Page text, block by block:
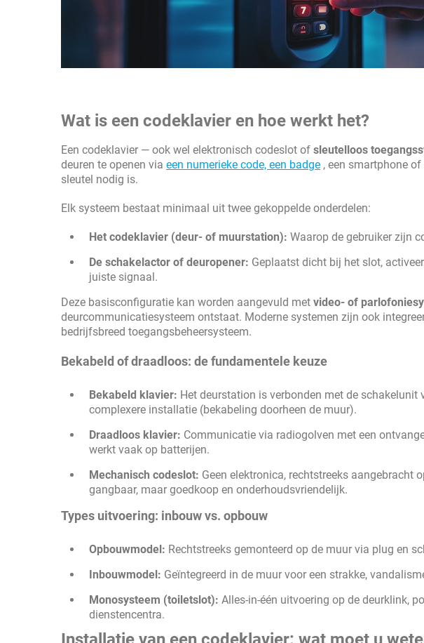
Wat is een codeklavier en hoe werkt het?
Een codeklavier — ook wel elektronisch codeslot of sleutelloos
deuren te openen via een numerieke code, een badge , een smartphone
sleutel nodig is.
Elk systeem bestaat minimaal uit twee gekoppelde onderdelen:
Het codeklavier (deur- of muurstation): Waarop de gebruiker zijn
De schakelactor of deuropener: Geplaatst dicht bij het slot,
juiste signaal.
Deze basisconfiguratie kan worden aangevuld met video- of
deurcommunicatiesysteem ontstaat. Moderne systemen zijn ook
bedrijfsbreed toegangsbeheersysteem.
Bekabeld of draadloos: de fundamentele keuze
Bekabeld klavier: Het deurstation is verbonden met de
complexere installatie (bekabeling doorheen de muur).
Draadloos klavier: Communicatie via radiogolven met een
werkt vaak op batterijen.
Mechanisch codeslot: Geen elektronica, rechtstreeks aangebracht
gangbaar, maar goedkoop en onderhoudsvriendelijk.
Types uitvoering: inbouw vs. opbouw
Opbouwmodel: Rechtstreeks gemonteerd op de muur via plug en
Inbouwmodel: Geïntegreerd in de muur voor een strakke,
Monosysteem (toiletslot): Alles-in-één uitvoering op de deurklink,
dienstencentra.